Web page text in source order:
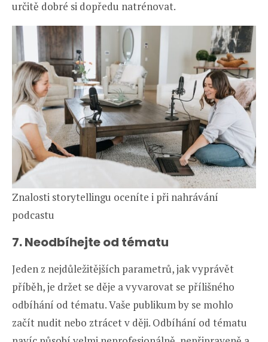
určitě dobré si dopředu natrénovat.
Znalosti storytellingu oceníte i při nahrávání
podcastu
7. Neodbíhejte od tématu
Jeden z nejdůležitějších parametrů, jak vyprávět
příběh, je držet se děje a vyvarovat se přílišného
odbíhání od tématu. Vaše publikum by se mohlo
začít nudit nebo ztrácet v ději. Odbíhání od tématu